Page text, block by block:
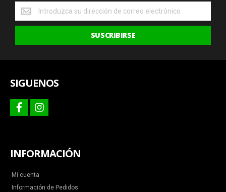
Obtenga
las
últimas
y
SUSCRIBIRSE
SIGUENOS
facebookinstagram
INFORMACIÓN
Mi cuenta
Información de Pedidos